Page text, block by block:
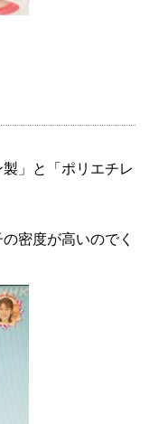
」と「ポリエチレ
密度が高いのでく